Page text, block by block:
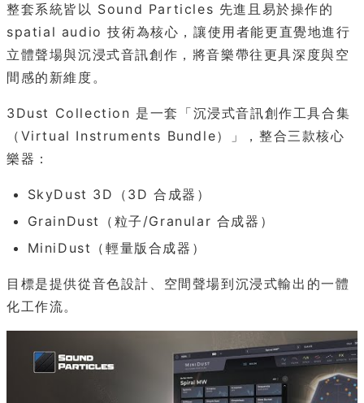
整套系統皆以 Sound Particles 先進且易於操作的
spatial audio 技術為核心，讓使用者能更直覺地進行
立體聲場與沉浸式音訊創作，將音樂帶往更具深度與空
間感的新維度。
3Dust Collection 是一套「沉浸式音訊創作工具合集
（Virtual Instruments Bundle）」，整合三款核心
樂器：
SkyDust 3D（3D 合成器）
GrainDust（粒子/Granular 合成器）
MiniDust（輕量版合成器）
目標是提供從音色設計、空間聲場到沉浸式輸出的一體
化工作流。